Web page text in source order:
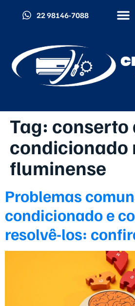
22 98146-7088
Tag: conserto
condicionado
fluminense
Problemas
condicionado e
resolvê-los: